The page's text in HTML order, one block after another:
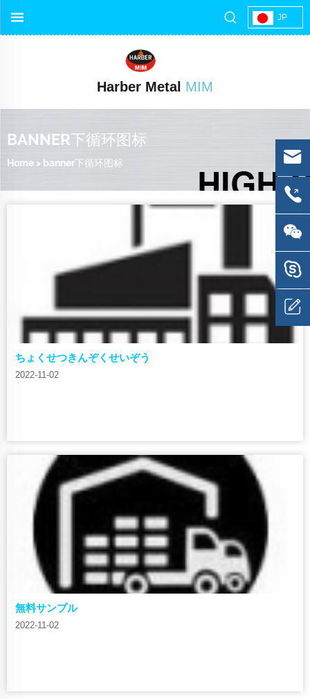
JP
Harber Metal MIM
BANNER下循环图标
Home > banner下循环图标
ちょくせつきんぞくせいぞう
2022-11-02
無料サンプル
2022-11-02